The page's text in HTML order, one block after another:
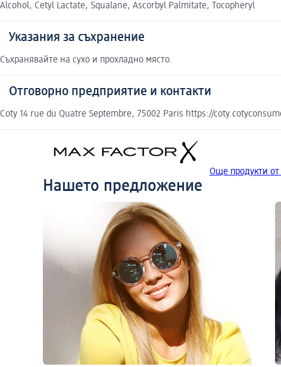
Alcohol, Cetyl Lactate, Squalane, Ascorbyl Palmitate, Tocopheryl
Указания за съхранение
Съхранявайте на сухо и прохладно място.
Отговорно предприятие и контакти
Coty 14 rue du Quatre Septembre, 75002 Paris https://
Още продукти от
Нашето предложение